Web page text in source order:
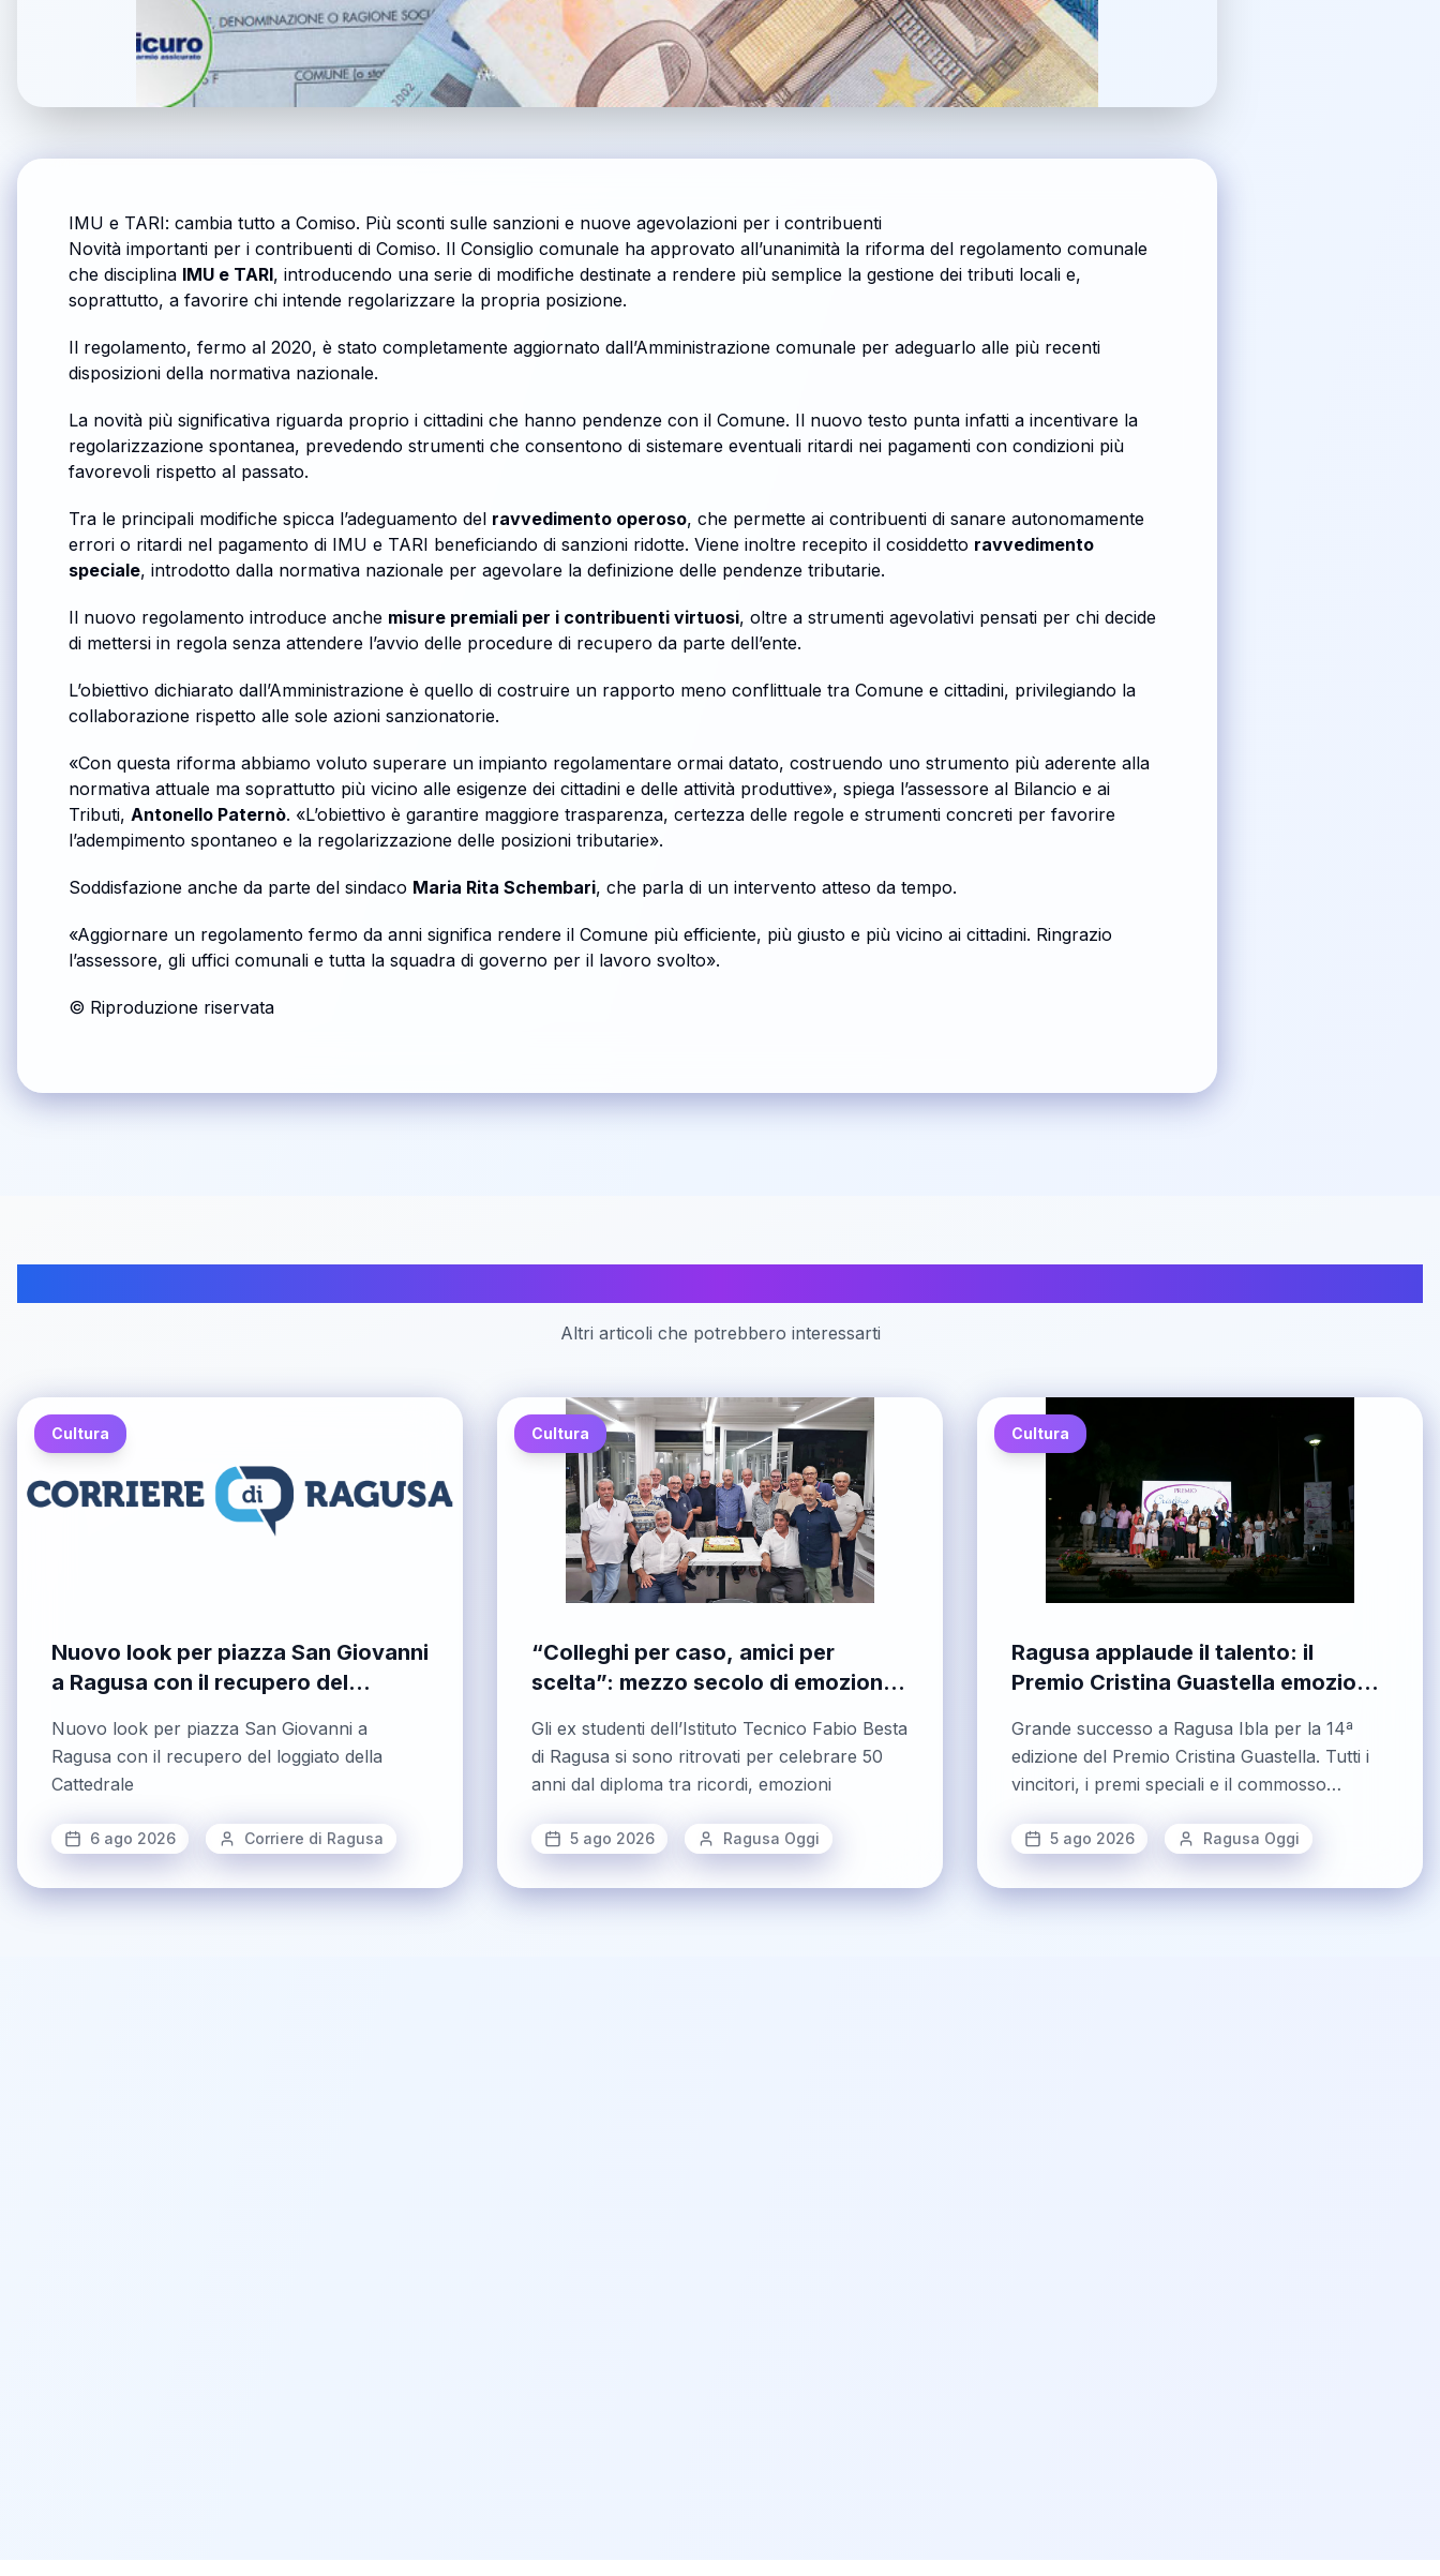
IMU e TARI: cambia tutto a Comiso. Più sconti sulle sanzioni e nuove agevolazioni per i contribuenti
Novità importanti per i contribuenti di Comiso. Il Consiglio comunale ha approvato all’unanimità la riforma del regolamento comunale
che disciplina IMU e TARI, introducendo una serie di modifiche destinate a rendere più semplice la gestione dei tributi locali e,
soprattutto, a favorire chi intende regolarizzare la propria posizione.
Il regolamento, fermo al 2020, è stato completamente aggiornato dall’Amministrazione comunale per adeguarlo alle più recenti
disposizioni della normativa nazionale.
La novità più significativa riguarda proprio i cittadini che hanno pendenze con il Comune. Il nuovo testo punta infatti a incentivare la
regolarizzazione spontanea, prevedendo strumenti che consentono di sistemare eventuali ritardi nei pagamenti con condizioni più
favorevoli rispetto al passato.
Tra le principali modifiche spicca l’adeguamento del ravvedimento operoso, che permette ai contribuenti di sanare autonomamente
errori o ritardi nel pagamento di IMU e TARI beneficiando di sanzioni ridotte. Viene inoltre recepito il cosiddetto ravvedimento
speciale, introdotto dalla normativa nazionale per agevolare la definizione delle pendenze tributarie.
Il nuovo regolamento introduce anche misure premiali per i contribuenti virtuosi, oltre a strumenti agevolativi pensati per chi decide
di mettersi in regola senza attendere l’avvio delle procedure di recupero da parte dell’ente.
L’obiettivo dichiarato dall’Amministrazione è quello di costruire un rapporto meno conflittuale tra Comune e cittadini, privilegiando la
collaborazione rispetto alle sole azioni sanzionatorie.
«Con questa riforma abbiamo voluto superare un impianto regolamentare ormai datato, costruendo uno strumento più aderente alla
normativa attuale ma soprattutto più vicino alle esigenze dei cittadini e delle attività produttive», spiega l’assessore al Bilancio e ai
Tributi, Antonello Paternò. «L’obiettivo è garantire maggiore trasparenza, certezza delle regole e strumenti concreti per favorire
l’adempimento spontaneo e la regolarizzazione delle posizioni tributarie».
Soddisfazione anche da parte del sindaco Maria Rita Schembari, che parla di un intervento atteso da tempo.
«Aggiornare un regolamento fermo da anni significa rendere il Comune più efficiente, più giusto e più vicino ai cittadini. Ringrazio
l’assessore, gli uffici comunali e tutta la squadra di governo per il lavoro svolto».
© Riproduzione riservata
Altri articoli che potrebbero interessarti
Cultura
Nuovo look per piazza San Giovanni
a Ragusa con il recupero del
Nuovo look per piazza San Giovanni a
Ragusa con il recupero del loggiato della
Cattedrale
6 ago 2026 Corriere di Ragusa
Cultura
“Colleghi per caso, amici per
scelta”: mezzo secolo di emozioni
Gli ex studenti dell’Istituto Tecnico Fabio Besta
di Ragusa si sono ritrovati per celebrare 50
anni dal diploma tra ricordi, emozioni
5 ago 2026 Ragusa Oggi
Cultura
Ragusa applaude il talento: il
Premio Cristina Guastella emoziona
Grande successo a Ragusa Ibla per la 14ª
edizione del Premio Cristina Guastella. Tutti i
vincitori, i premi speciali e il commosso
5 ago 2026 Ragusa Oggi